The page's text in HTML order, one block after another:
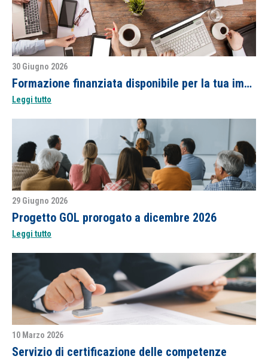
30 Giugno 2026
Formazione finanziata disponibile per la tua impresa
Leggi tutto
29 Giugno 2026
Progetto GOL prorogato a dicembre 2026
Leggi tutto
10 Marzo 2026
Servizio di certificazione delle competenze